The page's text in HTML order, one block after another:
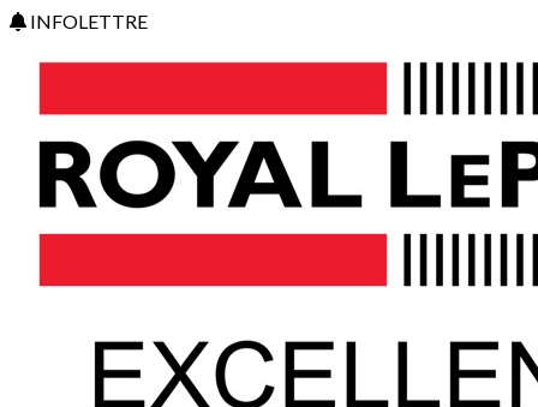
INFOLETTRE